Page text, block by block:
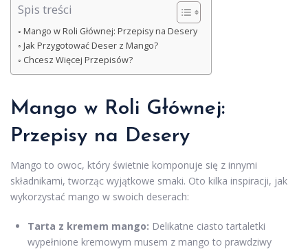
Spis treści
Mango w Roli Głównej: Przepisy na Desery
Jak Przygotować Deser z Mango?
Chcesz Więcej Przepisów?
Mango w Roli Głównej:
Przepisy na Desery
Mango to owoc, który świetnie komponuje się z innymi
składnikami, tworząc wyjątkowe smaki. Oto kilka inspiracji, jak
wykorzystać mango w swoich deserach:
Tarta z kremem mango: Delikatne ciasto tartaletki
wypełnione kremowym musem z mango to prawdziwy